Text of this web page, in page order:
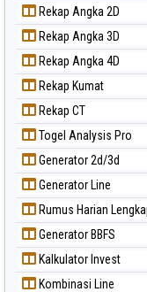
Rekap Angka 2D
Rekap Angka 3D
Rekap Angka 4D
Rekap Kumat
Rekap CT
Togel Analysis Pro
Generator 2d/3d
Generator Line
Rumus Harian
Generator BBFS
Kalkulator Invest
Kombinasi Line